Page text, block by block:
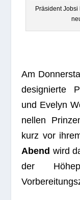
Prä­si­dent
Am
desi­gnierte
und Eve­lyn
nel­len
kurz vor
Abend wird
der